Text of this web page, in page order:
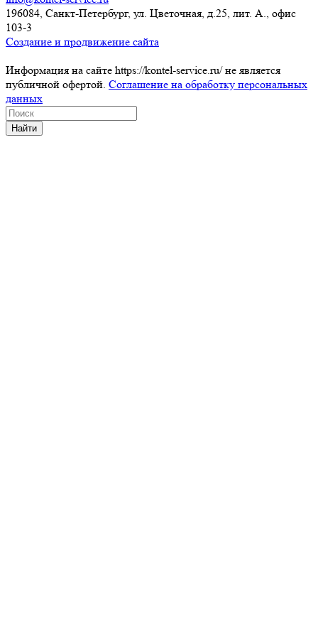
196084, Санкт-Петербург, ул. Цветочная, д.25, лит. А., офис
103-3
Создание и продвижение сайта
Информация на сайте https://kontel-service.ru/ не является
публичной офертой. Соглашение на обработку персональных
данных
Найти